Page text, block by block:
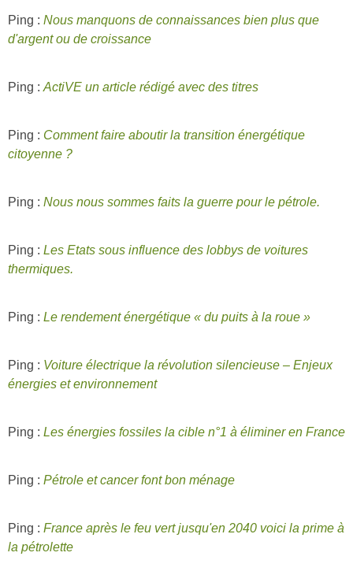
Ping : Nous manquons de connaissances bien plus que
d'argent ou de croissance
Ping : ActiVE un article rédigé avec des titres
Ping : Comment faire aboutir la transition énergétique
citoyenne ?
Ping : Nous nous sommes faits la guerre pour le pétrole.
Ping : Les Etats sous influence des lobbys de voitures
thermiques.
Ping : Le rendement énergétique « du puits à la roue »
Ping : Voiture électrique la révolution silencieuse – Enjeux
énergies et environnement
Ping : Les énergies fossiles la cible n°1 à éliminer en France
Ping : Pétrole et cancer font bon ménage
Ping : France après le feu vert jusqu'en 2040 voici la prime à
la pétrolette